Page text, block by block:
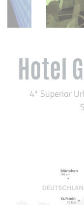
Hotel
4* Superior